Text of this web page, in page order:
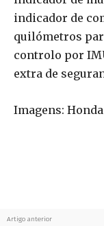
indicador de
quilómetros
controlo por
extra de
Imagens: Honda
Artigo anterior